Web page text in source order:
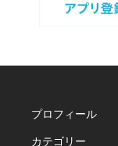
プロフィール
カテゴリー